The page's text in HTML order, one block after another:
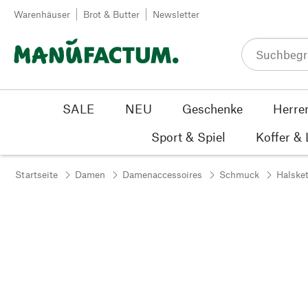
Zum Inhalt springen
Warenhäuser Brot & Butter Newsletter
SALE NEU Geschenke
Sport & Spiel
Koffer &
Startseite Damen Damenaccessoires Schmuck